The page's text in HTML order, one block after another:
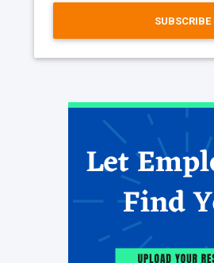
SUBSCRIBE